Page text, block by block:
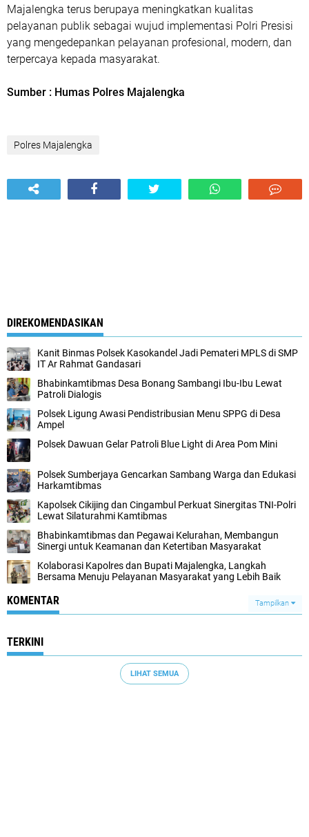
Majalengka terus berupaya meningkatkan kualitas
pelayanan publik sebagai wujud implementasi Polri Presisi
yang mengedepankan pelayanan profesional, modern, dan
terpercaya kepada masyarakat.
Sumber : Humas Polres Majalengka
Polres Majalengka
DIREKOMENDASIKAN
Kanit Binmas Polsek Kasokandel Jadi Pemateri MPLS di SMP
IT Ar Rahmat Gandasari
Bhabinkamtibmas Desa Bonang Sambangi Ibu-Ibu Lewat
Patroli Dialogis
Polsek Ligung Awasi Pendistribusian Menu SPPG di Desa
Ampel
Polsek Dawuan Gelar Patroli Blue Light di Area Pom Mini
Polsek Sumberjaya Gencarkan Sambang Warga dan Edukasi
Harkamtibmas
Kapolsek Cikijing dan Cingambul Perkuat Sinergitas TNI-Polri
Lewat Silaturahmi Kamtibmas
Bhabinkamtibmas dan Pegawai Kelurahan, Membangun
Sinergi untuk Keamanan dan Ketertiban Masyarakat
Kolaborasi Kapolres dan Bupati Majalengka, Langkah
Bersama Menuju Pelayanan Masyarakat yang Lebih Baik
KOMENTAR Tampilkan
TERKINI
LIHAT SEMUA